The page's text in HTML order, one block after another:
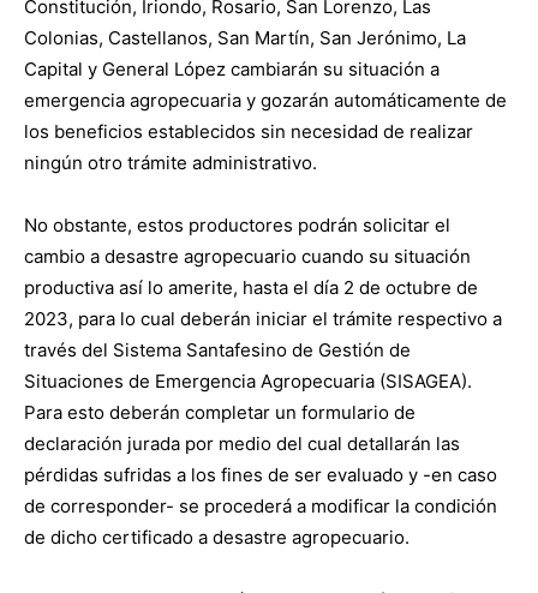
Constitución, Iriondo, Rosario, San Lorenzo, Las
Colonias, Castellanos, San Martín, San Jerónimo, La
Capital y General López cambiarán su situación a
emergencia agropecuaria y gozarán automáticamente de
los beneficios establecidos sin necesidad de realizar
ningún otro trámite administrativo.
No obstante, estos productores podrán solicitar el
cambio a desastre agropecuario cuando su situación
productiva así lo amerite, hasta el día 2 de octubre de
2023, para lo cual deberán iniciar el trámite respectivo a
través del Sistema Santafesino de Gestión de
Situaciones de Emergencia Agropecuaria (SISAGEA).
Para esto deberán completar un formulario de
declaración jurada por medio del cual detallarán las
pérdidas sufridas a los fines de ser evaluado y -en caso
de corresponder- se procederá a modificar la condición
de dicho certificado a desastre agropecuario.